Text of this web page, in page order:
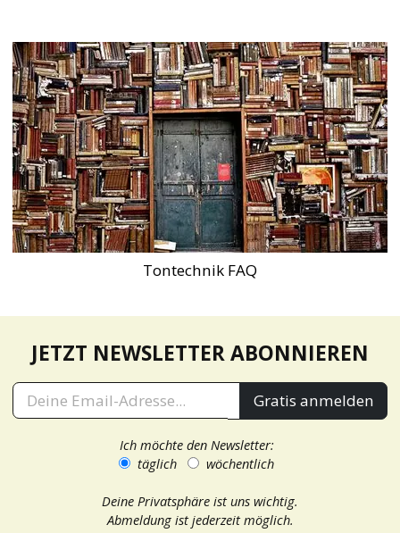
Tontechnik FAQ
JETZT NEWSLETTER ABONNIEREN
Gratis anmelden
Ich möchte den Newsletter:
täglich
wöchentlich
Deine Privatsphäre ist uns wichtig.
Abmeldung ist jederzeit möglich.